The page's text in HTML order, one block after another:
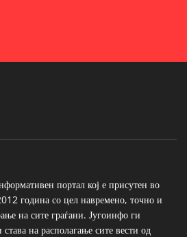
портал кој е присутен во
година со цел навремено, точно и
на сите граѓани. Југоинфо ги
на располагање сите вести од